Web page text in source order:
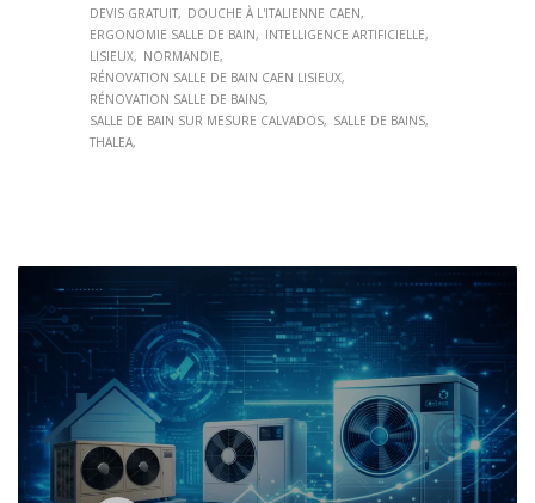
DEVIS GRATUIT
DOUCHE À L'ITALIENNE CAEN
ERGONOMIE SALLE DE BAIN
INTELLIGENCE ARTIFICIELLE
LISIEUX
NORMANDIE
RÉNOVATION SALLE DE BAIN CAEN LISIEUX
RÉNOVATION SALLE DE BAINS
SALLE DE BAIN SUR MESURE CALVADOS
SALLE DE BAINS
THALEA